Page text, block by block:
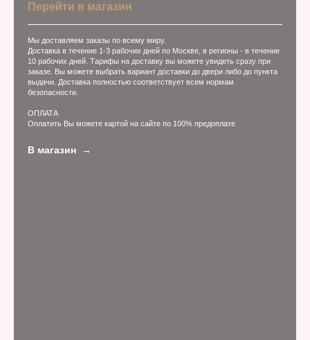
Перейти в магазин
Мы доставляем заказы по всему миру.
Доставка в течение 1-3 рабочих дней по Москве, в регионы - в течение
10 рабочих дней. Тарифы на доставку вы можете увидеть сразу при
заказе. Вы можете выбрать вариант доставки до двери либо до пункта
выдачи. Доставка полностью соответствует всем нормам
безопасности.
ОПЛАТА
Оплатить Вы можете картой на сайте по 100% предоплате
В магазин